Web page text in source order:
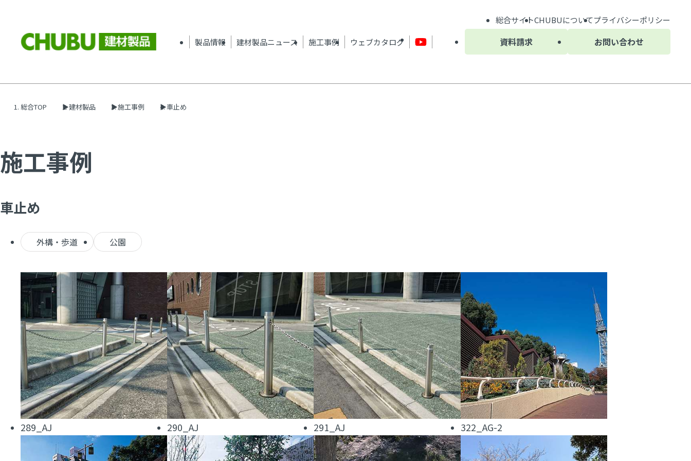
製品情報 建材製品ニュース 施工事例 ウェブカタログ 資料請求 お問い合わせ
総合サイトCHUBUについてプライバシーポリシー
総合TOP 建材製品 施工事例 車止め
施工事例
車止め
外構・歩道 公園
289_AJ 290_AJ 291_AJ 322_AG-2